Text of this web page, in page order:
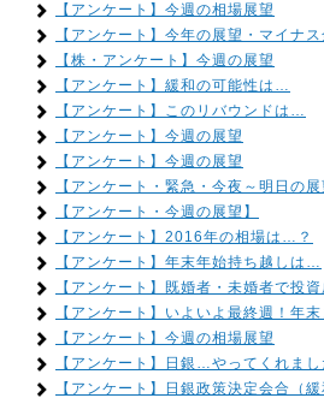
【アンケート】今週の相場展望
【アンケート】今年の展望・マイナ
【株・アンケート】今週の展望
【アンケート】緩和の可能性は…
【アンケート】このリバウンドは…
【アンケート】今週の展望
【アンケート】今週の展望
【アンケート・緊急・今夜～明日の展
【アンケート・今週の展望】
【アンケート】2016年の相場は…？
【アンケート】年末年始持ち越しは…
【アンケート】既婚者・未婚者で投
【アンケート】いよいよ最終週！年
【アンケート】今週の相場展望
【アンケート】日銀…やってくれまし
【アンケート】日銀政策決定会合（緩